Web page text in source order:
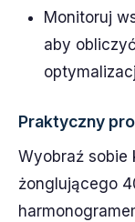
Monitoruj
aby
Praktyczny
Wyobraź sobie
żonglującego